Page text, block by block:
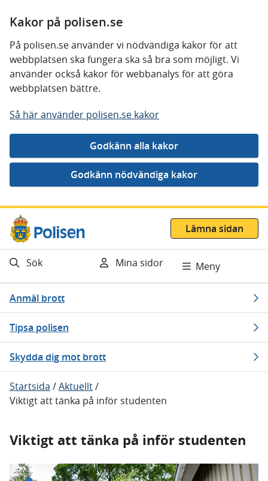
Kakor på polisen.se
På polisen.se använder vi nödvändiga kakor för att
webbplatsen ska fungera ska så bra som möjligt. Vi
använder också kakor för webbanalys för att göra
webbplatsen bättre.
Så här använder polisen.se kakor
Gå direkt till innehåll
Lämna sidan
Sök Mina sidor Meny
Anmäl brott
Tipsa polisen
Skydda dig mot brott
Startsida /Aktuellt/
Viktigt att tänka på inför studenten
Viktigt att tänka på inför studenten